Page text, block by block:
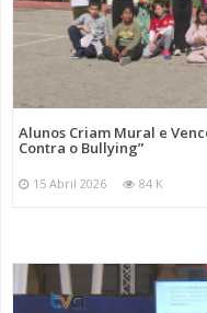
Alunos Criam Mural e
Contra o Bullying”
15 Abril 2026 84 K